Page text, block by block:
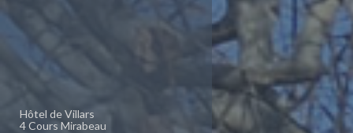
Hôtel de Villars
4 Cours Mirabeau